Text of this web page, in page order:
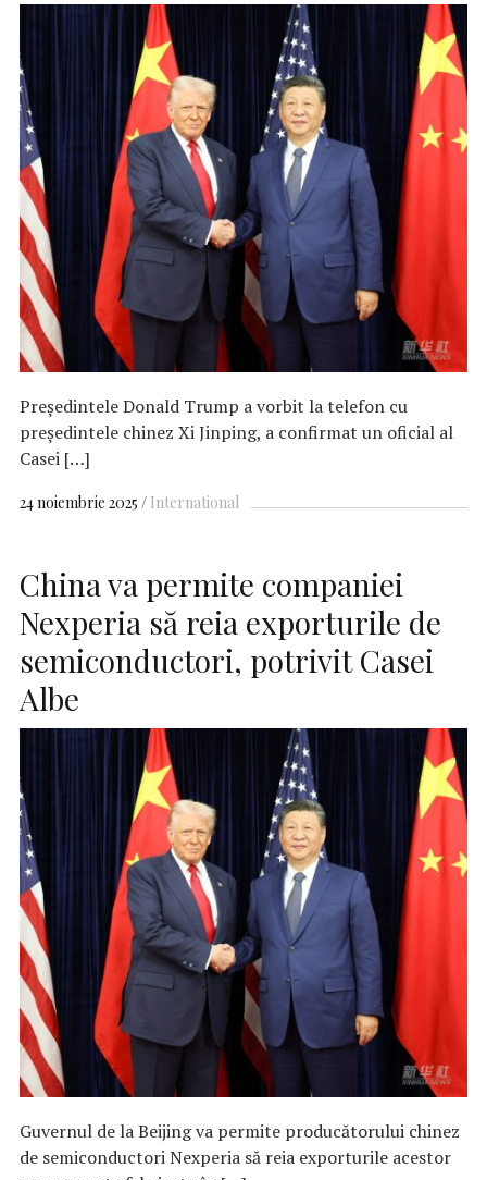
Președintele Donald Trump a vorbit la telefon cu
președintele chinez Xi Jinping, a confirmat un oficial al
Casei […]
24 noiembrie 2025 International
China va permite companiei
Nexperia să reia exporturile de
semiconductori, potrivit Casei
Albe
Guvernul de la Beijing va permite producătorului chinez
de semiconductori Nexperia să reia exporturile acestor